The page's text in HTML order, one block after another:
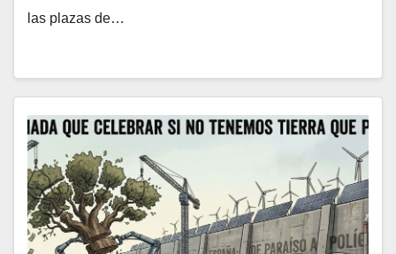
las plazas de…